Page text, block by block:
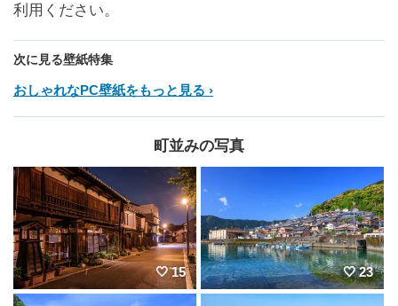
利用ください。
次に見る壁紙特集
おしゃれなPC壁紙をもっと見る
町並みの写真
15 23